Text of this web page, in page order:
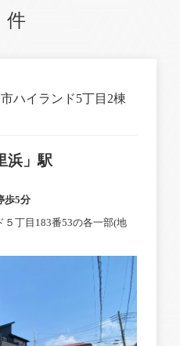
ハイランド5丁目2棟
浜」駅
歩5分
丁目183番53の各一部(地